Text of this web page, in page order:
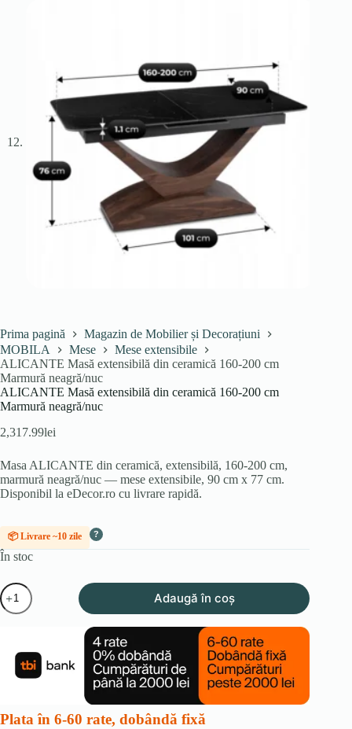
Prima pagină
Magazin de Mobilier și Decorațiuni
MOBILA
Mese
Mese extensibile
ALICANTE Masă extensibilă din ceramică 160-200 cm
Marmură neagră/nuc
ALICANTE Masă extensibilă din ceramică 160-200 cm
Marmură neagră/nuc
2,317.99lei
Masa ALICANTE din ceramică, extensibilă, 160-200 cm,
marmură neagră/nuc — mese extensibile, 90 cm x 77 cm.
Disponibil la eDecor.ro cu livrare rapidă.
📦 Livrare ~10 zile ?
În stoc
Cantitate
ALICANTE
Masă
ceramică
160-
200
neagră/nuc
Adaugă în coș
Plata în 6-60 rate, dobândă fixă